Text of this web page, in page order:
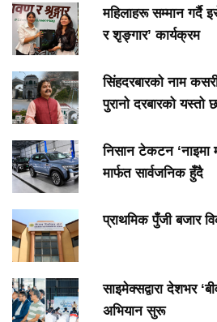
महिलाहरू सम्मान गर्दै
र शृङ्गार’ कार्यक्रम
सिंहदरबारको नाम
पुरानो दरबारको यस्तो
निसान टेकटन ‘नाइमा
मार्फत सार्वजनिक हुँदै
प्राथमिक पुँजी बजार
साइमेक्सद्वारा देशभर
अभियान सुरू